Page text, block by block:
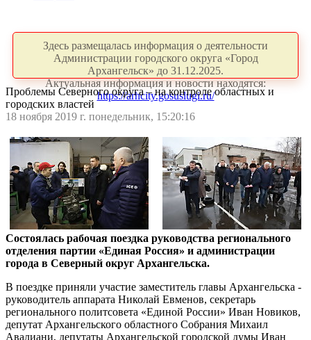
Здесь размещалась информация о деятельности
Администрации городского округа «Город
Архангельск» до 31.12.2025.
Актуальная информация и новости находятся:
https://arhcity.gosuslugi.ru/
Проблемы Северного округа – на контроле областных и
городских властей
18 ноября 2019 г. понедельник, 15:20:16
Состоялась рабочая поездка руководства регионального
отделения партии «Единая Россия» и администрации
города в Северный округ Архангельска.
В поездке приняли участие заместитель главы Архангельска -
руководитель аппарата Николай Евменов, секретарь
регионального политсовета «Единой России» Иван Новиков,
депутат Архангельского областного Собрания Михаил
Авалиани, депутаты Архангельской городской думы Иван